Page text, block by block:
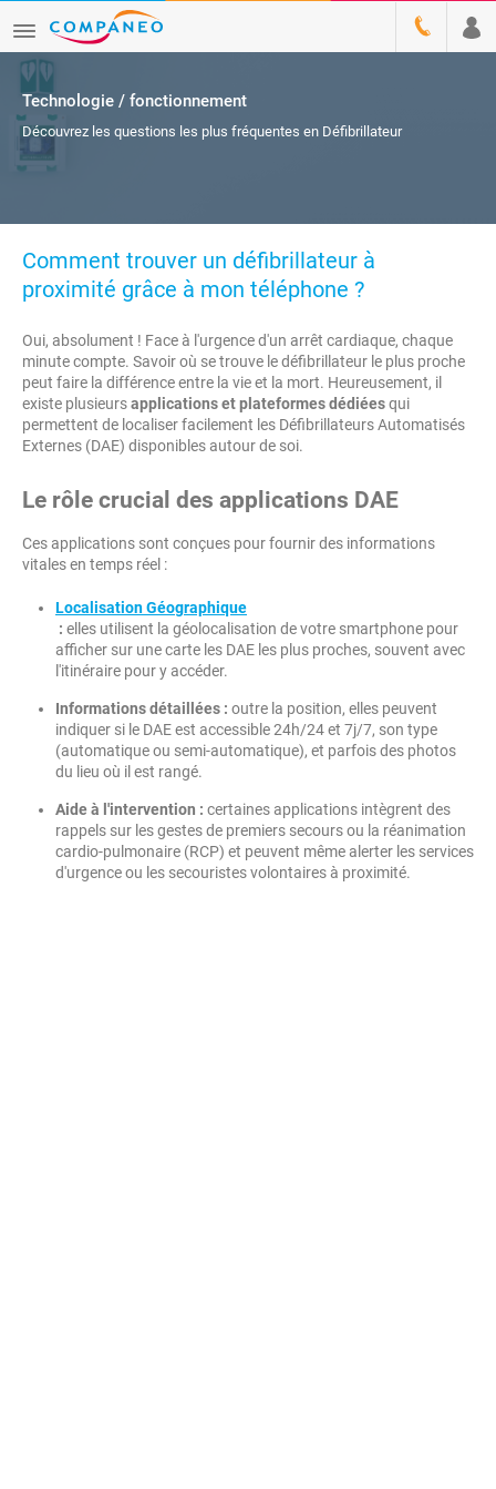
Technologie / fonctionnement
Découvrez les questions les plus fréquentes en Défibrillateur
Comment trouver un défibrillateur à
proximité grâce à mon téléphone ?
Oui, absolument ! Face à l'urgence d'un arrêt cardiaque, chaque
minute compte. Savoir où se trouve le défibrillateur le plus proche
peut faire la différence entre la vie et la mort. Heureusement, il
existe plusieursapplications et plateformes dédiéesqui
permettent de localiser facilement les Défibrillateurs Automatisés
Externes (DAE) disponibles autour de soi.
Le rôle crucial des applications DAE
Ces applications sont conçues pour fournir des informations
vitales en temps réel :
Localisation Géographique
: elles utilisent la géolocalisation de votre smartphone pour
afficher sur une carte les DAE les plus proches, souvent avec
l'itinéraire pour y accéder.
Informations détaillées : outre la position, elles peuvent
indiquer si le DAE est accessible 24h/24 et 7j/7, son type
(automatique ou semi-automatique), et parfois des photos
du lieu où il est rangé.
Aide à l'intervention : certaines applications intègrent des
rappels sur les gestes de premiers secours ou la réanimation
cardio-pulmonaire (RCP) et peuvent même alerter les services
d'urgence ou les secouristes volontaires à proximité.